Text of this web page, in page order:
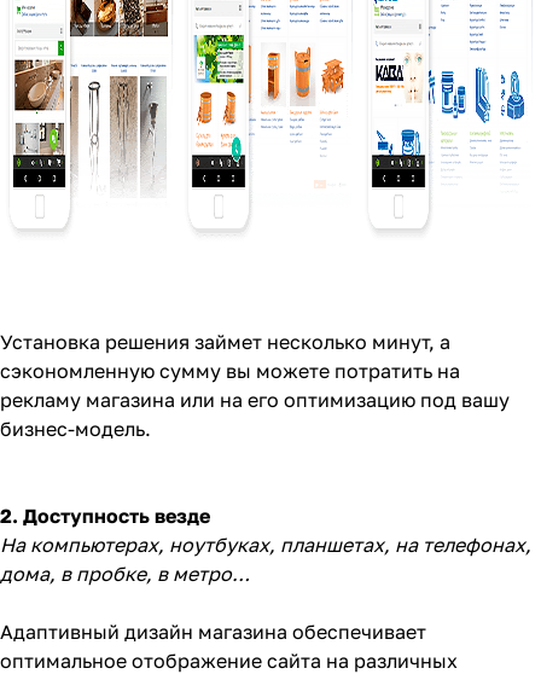
Установка решения займет несколько минут, а
сэкономленную сумму вы можете потратить на
рекламу магазина или на его оптимизацию под вашу
бизнес-модель.
2. Доступность везде
На компьютерах, ноутбуках, планшетах, на телефонах,
дома, в пробке, в метро…
Адаптивный дизайн магазина обеспечивает
оптимальное отображение сайта на различных